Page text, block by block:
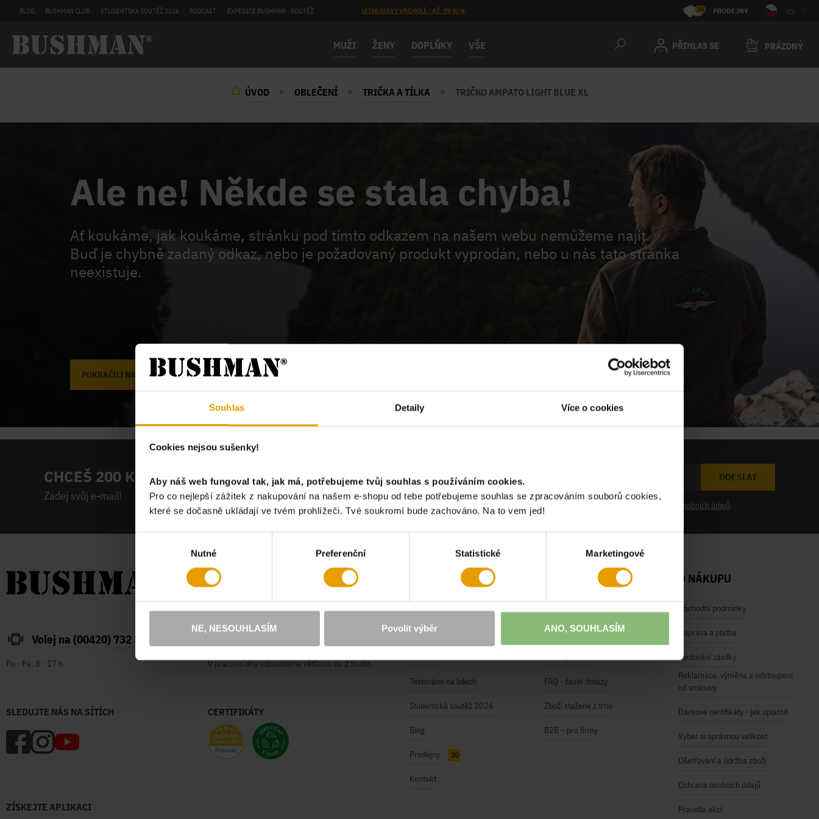
Souhlas Detaily Více o cookies
Cookies nejsou sušenky!
Aby náš web fungoval tak, jak má, potřebujeme tvůj souhlas s používáním cookies.
Pro co nejlepší zážitek z nakupování na našem e-shopu od tebe potřebujeme souhlas se zpracováním souborů cookies,
které se dočasně ukládají ve tvém prohlížeči. Tvé soukromí bude zachováno. Na to vem jed!
Nutné Preferenční Statistické Marketingové
NE, NESOUHLASÍM Povolit výběr ANO, SOUHLASÍM
BLOG BUSHMAN CLUB STUDENTSKÁ SOUTĚŽ 2026 PODCAST EXPEDICE BUSHMAN - SOUTĚŽ LETNÍ SLEVY VRCHOLÍ – AŽ -70 %!☀️ 30 PRODEJNY CS
MUŽI ŽENY DOPLŇKY VŠE PŘIHLAS SE PRÁZDNÝ
ÚVOD OBLEČENÍ TRIČKA A TÍLKA TRIČKO AMPATO LIGHT BLUE XL
Ale ne! Někde se stala chyba!
Ať koukáme, jak koukáme, stránku pod tímto odkazem na našem webu nemůžeme najít.
Buď je chybně zadaný odkaz, nebo je požadovaný produkt vyprodán, nebo u nás tato stránka
neexistuje.
POKRAČUJ NA ÚVODNÍ STRÁNKU
CHCEŠ 200 KČ NA PRVNÍ NÁKUP?
Zadej svůj e-mail!
ODESLAT
Chci odebírat novinky a souhlasím se zpracováním osobních údajů.
Volej na (00420) 732 387 626
Po - Pá: 8 - 17 h V pracovní dny odpovídáme většinou do 2 hodin.
SLEDUJTE NÁS NA SÍTÍCH CERTIFIKÁTY
ZÍSKEJTE APLIKACI
Naše hodnoty
BUSHMAN Club
Kariéra
Testováno na lidech
Studentská soutěž 2026
Blog
Prodejny 30
Kontakt
NAŠE SLUŽBY
Módní inspirace
Úpravy oděvů
FAQ - časté dotazy
Zboží stažené z trhu
B2B – pro firmy
O NÁKUPU
Obchodní podmínky
Doprava a platba
Sledování zásilky
Reklamace, výměna a odstoupení
od smlouvy
Dárkové certifikáty - jak uplatnit
Vyber si správnou velikost
Ošetřování a údržba zboží
Ochrana osobních údajů
Pravidla akcí